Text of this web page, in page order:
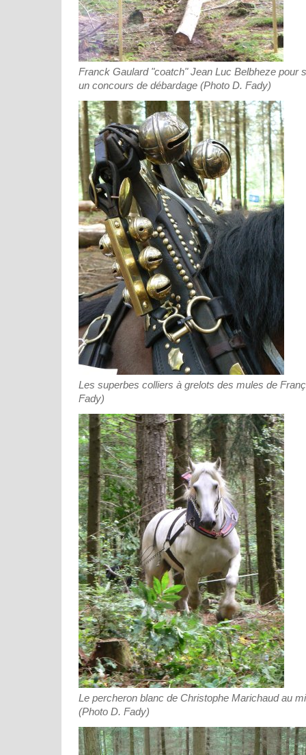
Franck Gaulard "coatch" Jean Luc Belbheze pour
un concours de débardage (Photo D. Fady)
Les superbes colliers à grelots des mules de
Fady)
Le percheron blanc de Christophe Marichaud au
(Photo D. Fady)